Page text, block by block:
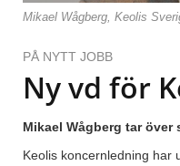
Mikael Wågberg, Keolis
PÅ NYTT JOBB
Ny vd för
Mikael Wågberg tar över
Keolis koncernledning har